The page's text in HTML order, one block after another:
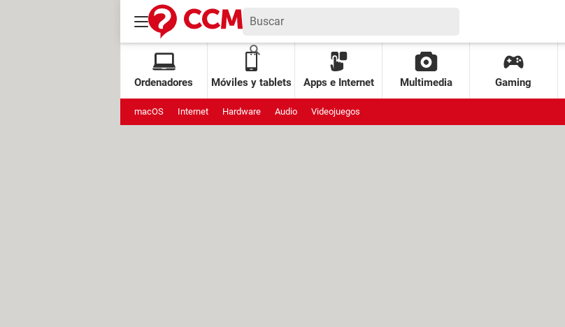
Ordenadores Móviles y tablets Apps e Internet Multimedia Gaming
macOS Internet Hardware Audio Videojuegos